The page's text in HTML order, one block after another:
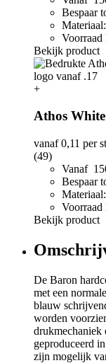
Bespaar
Voorraad
Bekijk product
+
Athos
vanaf0,11 per
(49)
Vanaf
Bespaar
Voorraad
Bekijk product
De Baron
met een
blauw
worden
drukmechaniek
geproduceerd
zijn mogelijk